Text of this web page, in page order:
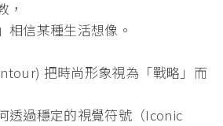
，
相信某種生活想像。
把時尚形象視為「戰略」而
透過穩定的視覺符號（Iconic